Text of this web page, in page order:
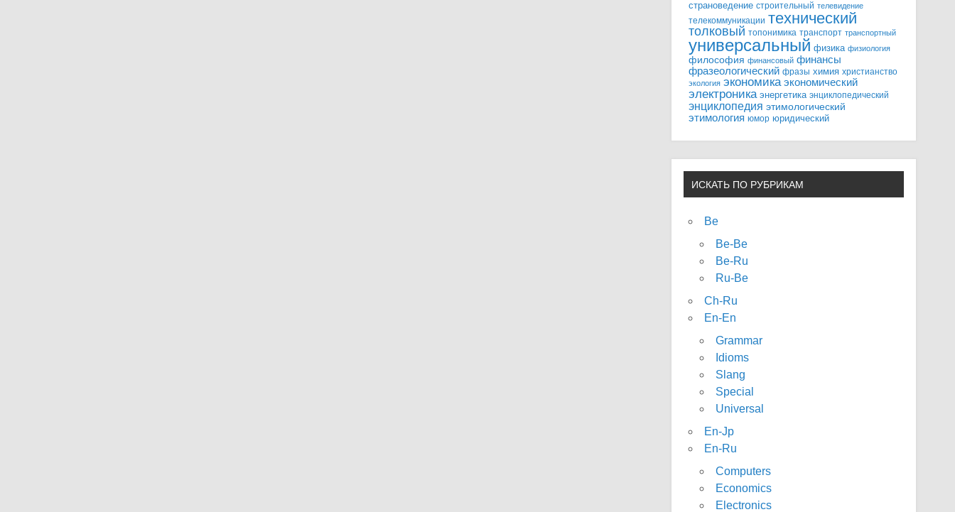
страноведение строительный телевидение
телекоммуникации технический
толковый топонимика транспорт транспортный
универсальный физика физиология
философия финансовый финансы
фразеологический фразы химия христианство
экология экономика экономический
электроника энергетика энциклопедический
энциклопедия этимологический
этимология юмор юридический
ИСКАТЬ ПО РУБРИКАМ
Be
Be-Be
Be-Ru
Ru-Be
Ch-Ru
En-En
Grammar
Idioms
Slang
Special
Universal
En-Jp
En-Ru
Computers
Economics
Electronics